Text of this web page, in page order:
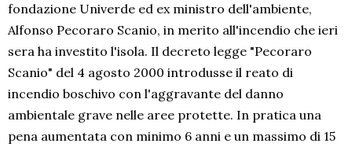
fondazione Univerde ed ex ministro dell'ambiente,
Alfonso Pecoraro Scanio, in merito all'incendio che ieri
sera ha investito l'isola. Il decreto legge "Pecoraro
Scanio" del 4 agosto 2000 introdusse il reato di
incendio boschivo con l'aggravante del danno
ambientale grave nelle aree protette. In pratica una
pena aumentata con minimo 6 anni e un massimo di 15